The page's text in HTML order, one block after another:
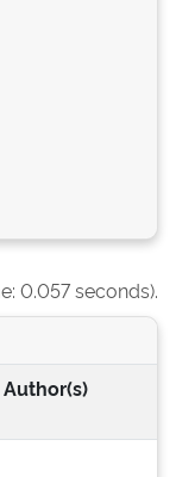
0.057 seconds).
Author(s)